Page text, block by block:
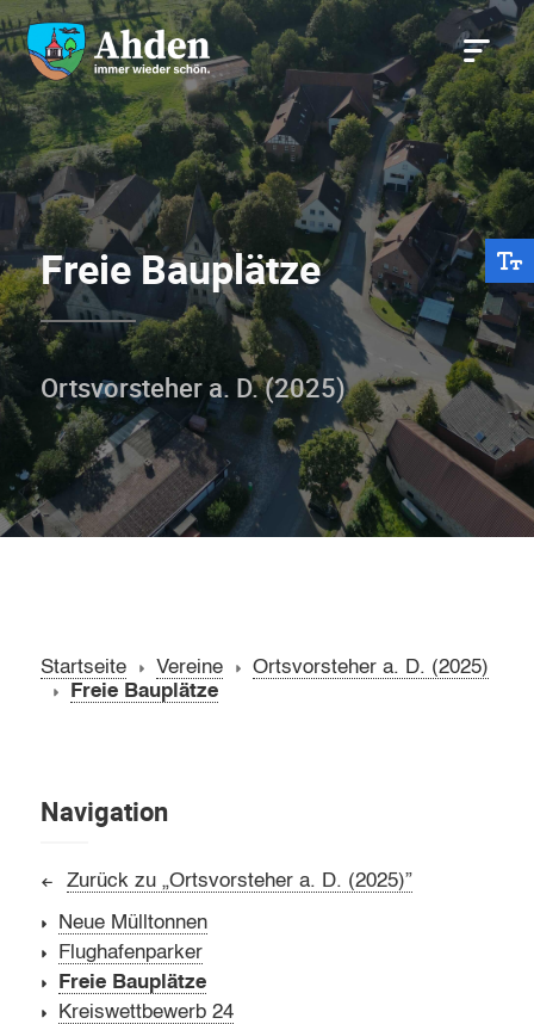
Freie Bauplätze
Ortsvorsteher a. D. (2025)
Startseite Vereine
Ortsvorsteher a. D. (2025)
Freie Bauplätze
Navigation
Zurück zu „Ortsvorsteher a. D. (2025)”
Neue Mülltonnen
Flughafenparker
Freie Bauplätze
Kreiswettbewerb 24